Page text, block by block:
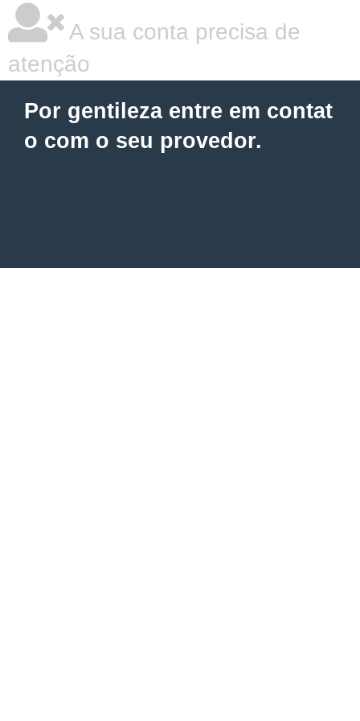
A sua conta precisa de
atenção
Por gentileza entre em contat
o com o seu provedor.